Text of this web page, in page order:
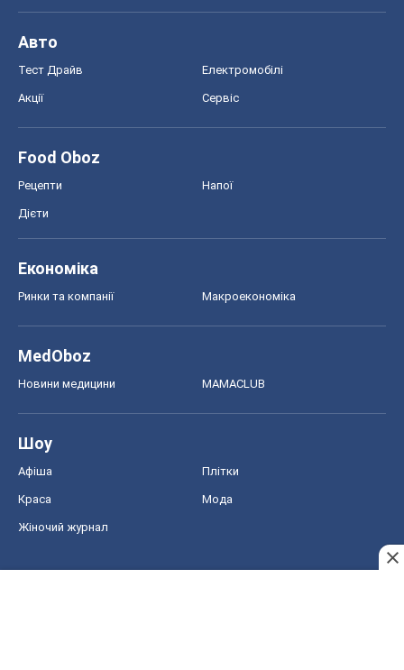
Авто
Тест Драйв Електромобілі
Акції Сервіс
Food Oboz
Рецепти Напої
Дієти
Економіка
Ринки та компанії Макроекономіка
MedOboz
Новини медицини MAMACLUB
Шоу
Афіша Плітки
Краса Мода
Жіночий журнал